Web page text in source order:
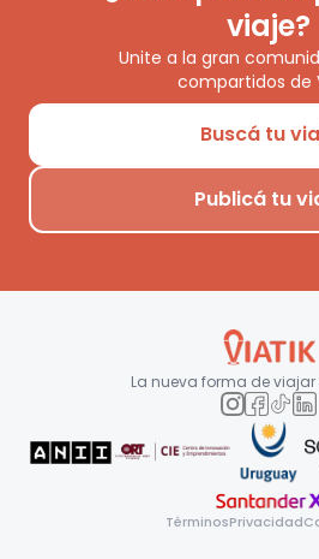
viaje?
Unite a la gran
compartidos de
Buscá tu
Publicá tu
La nueva forma de viajar
TérminosPrivacidad